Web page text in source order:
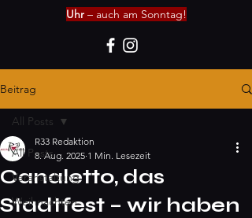
Uhr– auch am Sonntag!
Beitrag
All Posts
Veranstaltung
Weihnachten
All Posts
Canaletto, das
Stadtfest – wir haben
R33 Redaktion
8. Aug. 2025 1 Min. Lesezeit